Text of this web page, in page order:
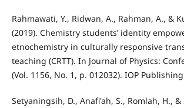
Rahmawati, Y., Ridwan, A., Rahman, A., &
(2019). Chemistry students’ identity
etnochemistry in culturally responsive
teaching (CRTT). In Journal of Physics:
(Vol. 1156, No. 1, p. 012032). IOP
Setyaningsih, D., Anafi'ah, S., Romlah, H., &